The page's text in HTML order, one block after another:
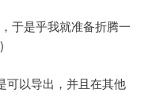
于是乎我就准备折腾一
可以导出，并且在其他